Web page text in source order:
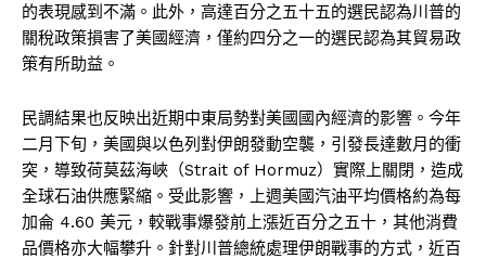
的表現感到不滿。此外，高達百分之五十五的選民認為川普的
關稅政策損害了美國經濟，僅約四分之一的選民認為其貿易政
策有所助益。
民調結果也反映出近期中東局勢對美國國內經濟的影響。今年
二月下旬，美國與以色列對伊朗發動空襲，引發長達數月的衝
突，導致荷莫茲海峽（Strait of Hormuz）實際上關閉，造成
全球石油供應緊縮。受此影響，上週美國汽油平均價格約為每
加侖 4.60 美元，較戰事爆發前上漲近百分之五十，其他消費
品價格亦大幅攀升。針對川普總統處理伊朗戰事的方式，近百